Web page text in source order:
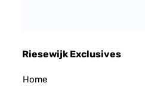
Riesewijk Exclusives
Home